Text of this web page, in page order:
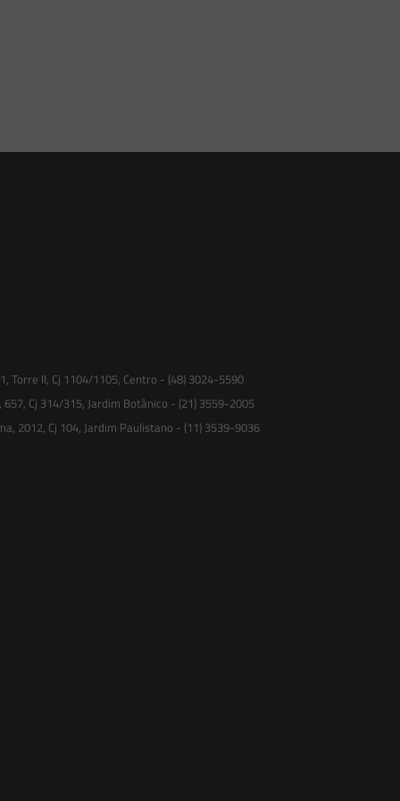
Torre II, Cj 1104/1105, Centro - (48) 3024-5590
657, Cj 314/315, Jardim Botânico - (21) 3559-2005
2012, Cj 104, Jardim Paulistano - (11) 3539-9036